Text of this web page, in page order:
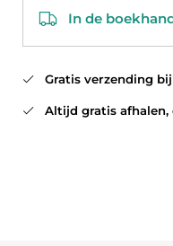
In de
Gratis verzending bij
Altijd gratis afhalen,